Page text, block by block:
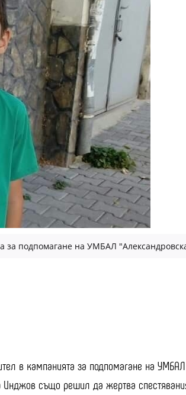
подпомагане на УМБАЛ
в кампанията за подпомагане на УМБАЛ
също решил да жертва